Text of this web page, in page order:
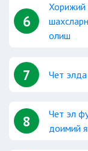
6
Хорижий
олиш
7 Чет
8
Чет эл
доимий